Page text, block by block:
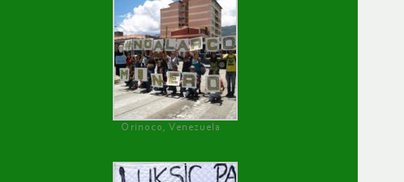
Orinoco, Venezuela